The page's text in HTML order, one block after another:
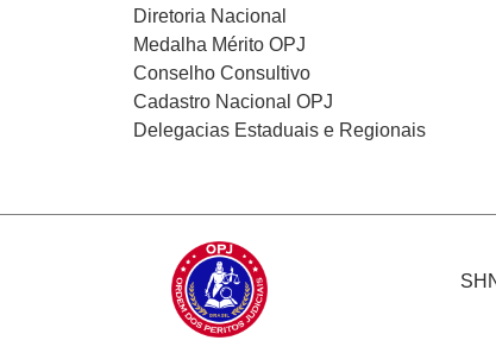
Diretoria Nacional
Medalha Mérito OPJ
Conselho Consultivo
Cadastro Nacional OPJ
Delegacias Estaduais e Regionais